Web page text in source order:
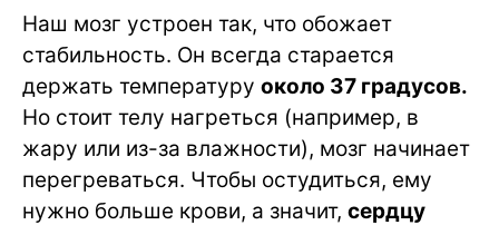
Наш мозг устроен так, что обожает
стабильность. Он всегда старается
держать температуру около 37 градусов.
Но стоит телу нагреться (например, в
жару или из-за влажности), мозг начинает
перегреваться. Чтобы остудиться, ему
нужно больше крови, а значит, сердцу